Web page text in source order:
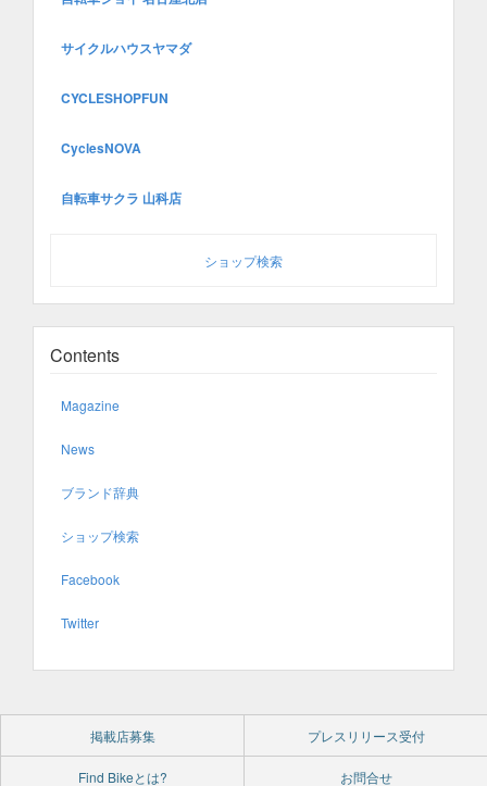
サイクルハウスヤマダ
CYCLESHOPFUN
CyclesNOVA
自転車サクラ 山科店
ショップ検索
Contents
Magazine
News
ブランド辞典
ショップ検索
Facebook
Twitter
掲載店募集 プレスリリース受付
Find Bikeとは? お問合せ